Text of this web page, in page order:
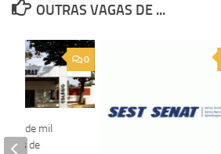
OUTRAS VAGAS DE ...
0
de mil
de